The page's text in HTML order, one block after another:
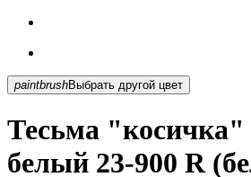
paintbrush Выбрать другой цвет
Тесьма
белый 23-900 R